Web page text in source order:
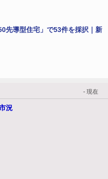
先導型住宅」で53件を採択｜新
- 現在
況